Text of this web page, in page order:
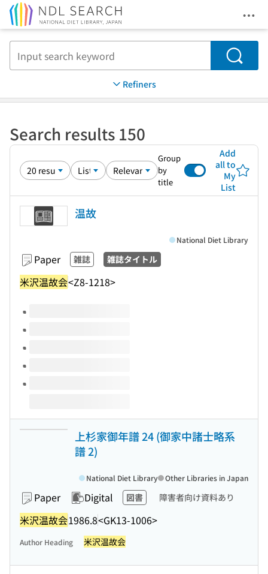
Search
Refiners
Search results 150
Group
by
title
Add
all to
My
List
温故
Paper 雑誌 雑誌タイトル
米沢温故会<Z8-1218>
National Diet Library
Volumes of this title
上杉家御年譜 24 (御家中諸士略系
譜 2)
Paper Digital 図書 障害者向け資料あり
米沢温故会1986.8<GK13-1006>
National Diet Library Other Libraries in Japan
Author Heading 米沢温故会